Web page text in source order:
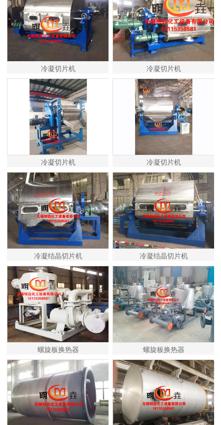
冷凝切片机 冷凝切片机
冷凝切片机 冷凝切片机
冷凝结晶切片机 冷凝结晶切片机
螺旋板换热器 螺旋板换热器